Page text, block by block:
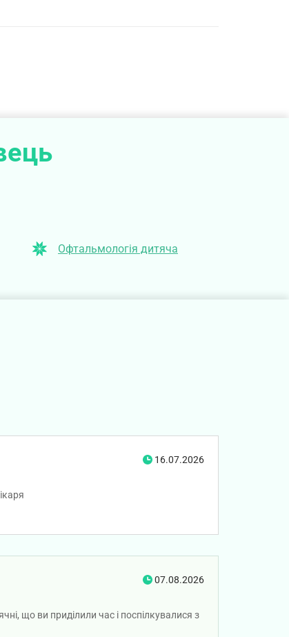
Офтальмологія дитяча
16.07.2026
07.08.2026
що ви приділили час і поспілкувалися з